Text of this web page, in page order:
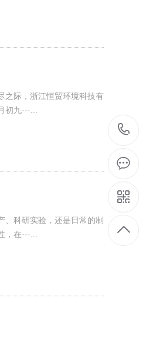
之际，浙江恒贸环境科技有
九···...
科研实验，还是日常的制
在···...